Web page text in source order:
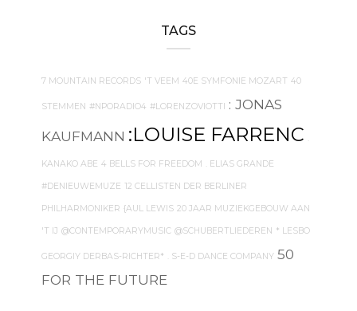
TAGS
7 MOUNTAIN RECORDS 'T VEEM 40E SYMFONIE MOZART 40
STEMMEN #NPORADIO4 #LORENZOVIOTTI : JONAS
KAUFMANN :LOUISE FARRENC
KANAKO ABE 4 BELLS FOR FREEDOM . ELIAS GRANDE
#DENIEUWEMUZE 12 CELLISTEN DER BERLINER
PHILHARMONIKER {AUL LEWIS 20 JAAR MUZIEKGEBOUW AAN
'T IJ @CONTEMPORARYMUSIC @SCHUBERTLIEDEREN * LESBO
GEORGIY DERBAS-RICHTER* . S-E-D DANCE COMPANY 50
FOR THE FUTURE